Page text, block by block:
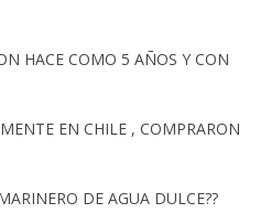
HACE COMO 5 AÑOS Y CON
EN CHILE , COMPRARON
DE AGUA DULCE??